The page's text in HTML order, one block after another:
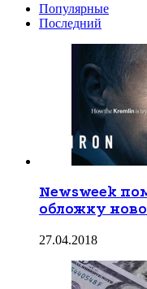
Популярные
Последний
Newsweek
обложку
27.04.2018